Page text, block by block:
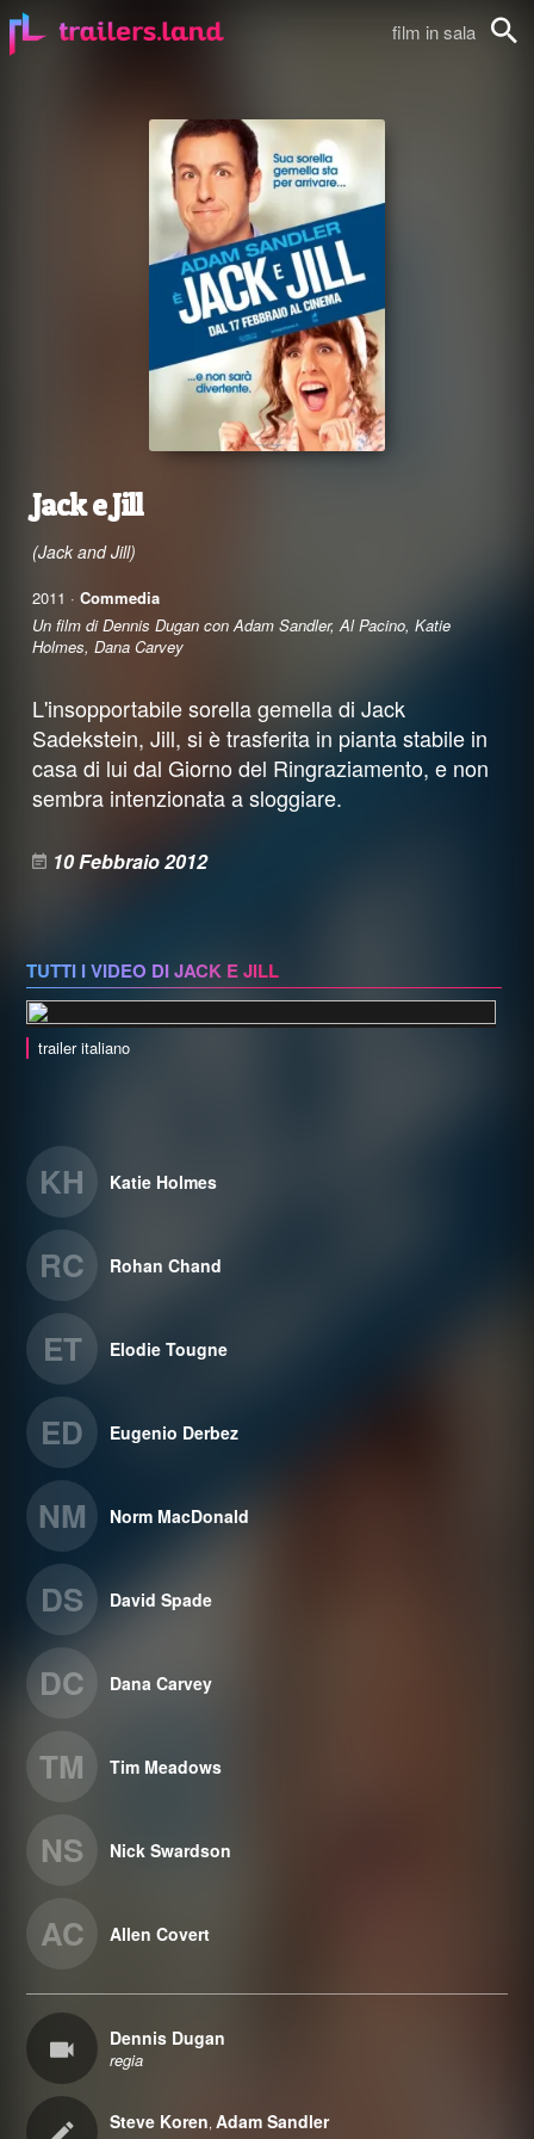
film in sala
Jack e Jill
(Jack and Jill)
2011 · Commedia
Un film di Dennis Dugan con Adam Sandler, Al Pacino, Katie
Holmes, Dana Carvey
L'insopportabile sorella gemella di Jack
Sadekstein, Jill, si è trasferita in pianta stabile in
casa di lui dal Giorno del Ringraziamento, e non
sembra intenzionata a sloggiare.
10 Febbraio 2012
TUTTI I VIDEO DI JACK E JILL
trailer italiano
KH Katie Holmes
RC Rohan Chand
ET Elodie Tougne
ED Eugenio Derbez
NM Norm MacDonald
DS David Spade
DC Dana Carvey
TM Tim Meadows
NS Nick Swardson
AC Allen Covert
Dennis Dugan
regia
Steve Koren,Adam Sandler